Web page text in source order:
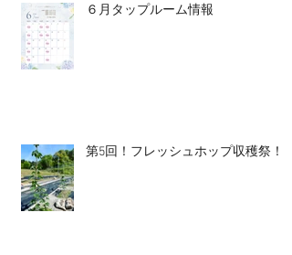
６月タップルーム情報
第5回！フレッシュホップ収穫祭！